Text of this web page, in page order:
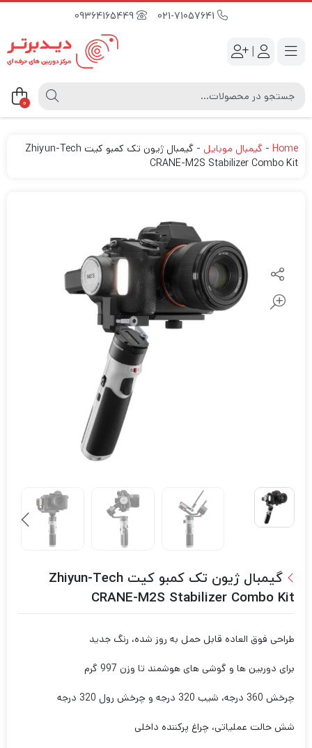
09364165449
|
0
Home
- گیمبال موبایل -
گیمبال ژیون تک کمبو کیت Zhiyun-Tech
CRANE-M2S Stabilizer Combo Kit
گیمبال ژیون تک کمبو کیت Zhiyun-Tech
CRANE-M2S Stabilizer Combo Kit
طراحی فوق العاده قابل حمل به روز شده، رنگ جدید
برای دوربین ها و گوشی های هوشمند تا وزن 997 گرم
چرخش 360 درجه، شیب 320 درجه و چرخش رول 320 درجه
شش حالت عملیاتی، چراغ پرکننده داخلی